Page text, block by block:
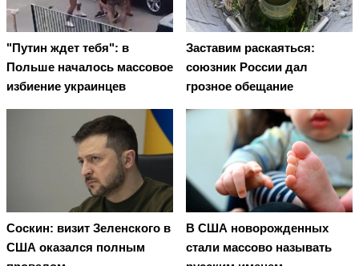
"Путин ждет тебя": в
Польше началось массовое
избиение украинцев
Заставим раскаяться:
союзник России дал
грозное обещание
Соскин: визит Зеленского в
США оказался полным
В США новорожденных
стали массово называть